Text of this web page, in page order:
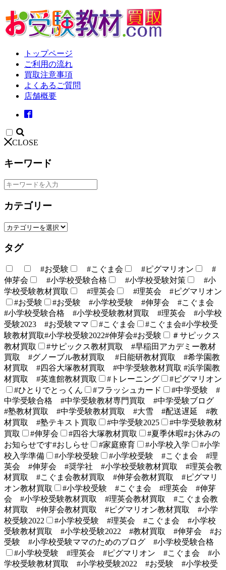
トップページ
ご利用の流れ
買取注意事項
よくあるご質問
店舗概要
CLOSE
キーワード
カテゴリー
タグ
#お受験 #こぐま会 #ピグマリオン
#
伸芽会
#小学校受験合格 #小学校受験対策
#小
学校受験教材買取
#理英会
#理英会 #ピグマリオン
#お受験
#お受験 #小学校受験 #伸芽会 #こぐま会
#小学校受験合格 #小学校受験教材買取 #理英会 #小学校
受験2023 #お受験ママ
#こぐま会
#こぐま会#小学校受
験教材買取#小学校受験2022#伸芽会#お受験
＃サピックス
教材買取
#サピックス教材買取 #早稲田アカデミー教材
買取 #グノーブル教材買取 #日能研教材買取 #希学園教
材買取 #四谷大塚教材買取 #中学受験教材買取 #浜学園教
材買取 #英進館教材買取
#トレーニング
#ピグマリオン
#ひとりでとっくん
#フラッシュカード
#中学受験 #
中学受験合格 #中学受験教材専門買取 #中学受験ブログ
#塾教材買取 #中学受験教材買取 #大雪 #配送遅延 #教
材買取 #塾テキスト買取
#中学受験2025
#中学受験教材
買取
#伸芽会 #四谷大塚教材買取
#夏季休暇#お休みの
お知らせです#おしらせ
#家庭療育 #小学校入学
#小学
校入学準備
#小学校受験
#小学校受験 #こぐま会 #理
英会 #伸芽会 #奨学社 #小学校受験教材買取 #理英会教
材買取 #こぐま会教材買取 #伸芽会教材買取 #ピグマリ
オン教材買取
#小学校受験 #こぐま会 #理英会 #伸芽
会 #小学校受験教材買取 #理英会教材買取 #こぐま会教
材買取 #伸芽会教材買取 #ピグマリオン教材買取 #小学
校受験2022
#小学校受験 #理英会 #こぐま会 #小学校
受験教材買取 #小学校受験2022 #教材買取 #伸芽会 #お
受験 #小学校受験ママのためのブログ #小学校受験合格
#小学校受験 #理英会 #ピグマリオン #こぐま会 #小
学校受験教材買取 #小学校受験2022 #お受験 #小学校受